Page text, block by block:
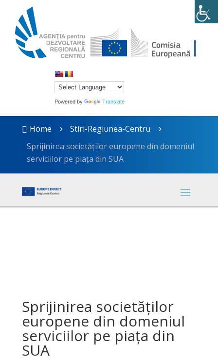
Powered by Translate
 Home 5 Stiri-Regiunea-Centru 5
Sprijinirea societăților europene din domeniul
serviciilor pe piața din SUA
Sprijinirea societăților
europene din domeniul
serviciilor pe piața din
SUA